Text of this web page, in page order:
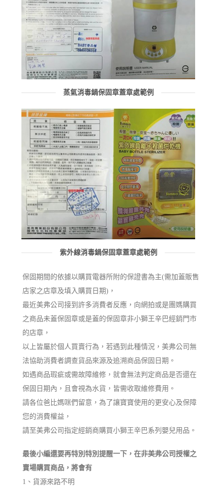
蒸氣消毒鍋保固章蓋章處範例
紫外線消毒鍋保固章蓋章處範例
保固期間的依據以購買電器所附的保證書為主(需加蓋販售
店家之店章及填入購買日期)，
最近美弗公司接到許多消費者反應，向網拍或是團媽購買
之商品未蓋保固章或是蓋的保固章非小獅王辛巴經銷門市
的店章，
以上皆屬於個人買賣行為，若遇到此種情況，美弗公司無
法協助消費者調查貨品來源及追溯商品保固日期。
如遇商品瑕疵或需故障維修，就會無法判定商品是否還在
保固日期內，且會視為水貨，皆需收取維修費用。
請各位爸比媽咪們留意，為了讓寶寶使用的更安心及保障
您的消費權益，
請至美弗公司指定經銷商購買小獅王辛巴系列嬰兒用品。
最後小編還要再特別特別提醒一下，在非美弗公司授權之
賣場購買商品，將會有
1、貨源來路不明